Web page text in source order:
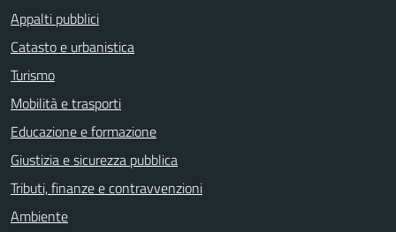
Appalti pubblici
Catasto e urbanistica
Turismo
Mobilità e trasporti
Educazione e formazione
Giustizia e sicurezza pubblica
Tributi, finanze e contravvenzioni
Ambiente